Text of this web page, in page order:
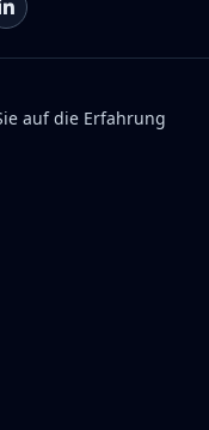
auf die Erfahrung